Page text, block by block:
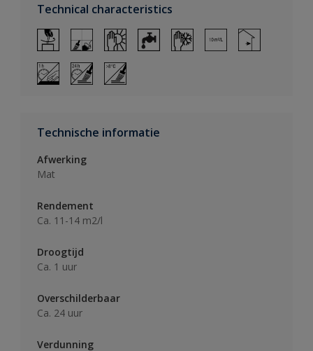
Technical characteristics
Technische informatie
Afwerking
Mat
Rendement
Ca. 11-14 m2/l
Droogtijd
Ca. 1 uur
Overschilderbaar
Ca. 24 uur
Verdunning